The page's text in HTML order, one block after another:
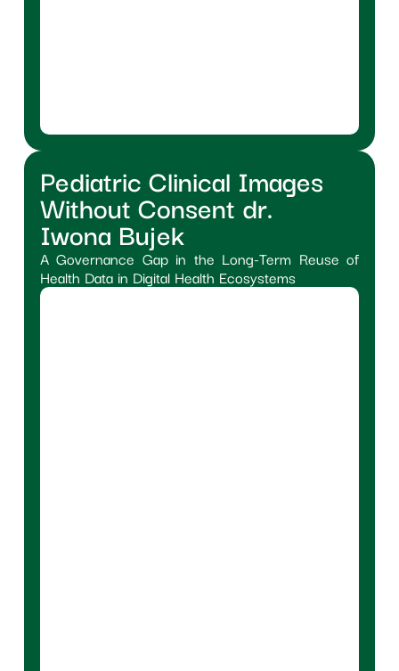
Pediatric Clinical Images
Without Consent dr.
Iwona Bujek
A Governance Gap in the Long-Term Reuse of
Health Data in Digital Health Ecosystems